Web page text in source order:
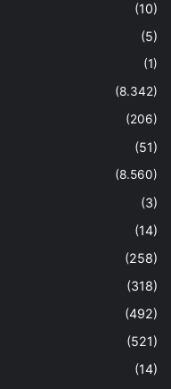
(10)
(5)
(1)
(8.342)
(206)
(51)
(8.560)
(3)
(14)
(258)
(318)
(492)
(521)
(14)